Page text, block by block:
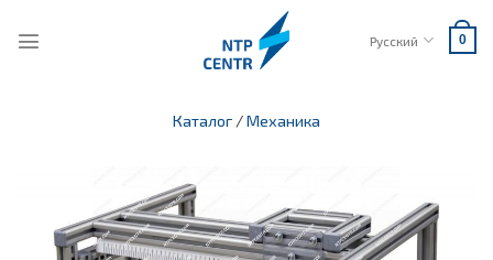
Русский 0
Каталог /Механика